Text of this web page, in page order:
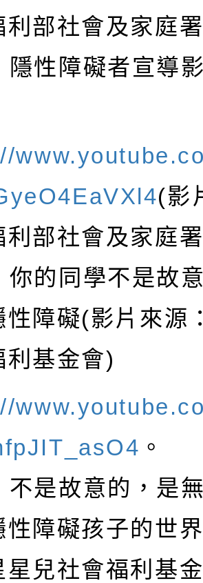
利部社會及家庭
性障礙者宣導
(影
利部社會及家庭
的同學不是故
性障礙(影片來源
利基金會)
。
是故意的，是
性障礙孩子的世
星兒社會福利基